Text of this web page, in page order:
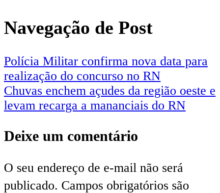
Navegação de Post
Polícia Militar confirma nova data para
realização do concurso no RN
Chuvas enchem açudes da região oeste e
levam recarga a mananciais do RN
Deixe um comentário
O seu endereço de e-mail não será
publicado. Campos obrigatórios são